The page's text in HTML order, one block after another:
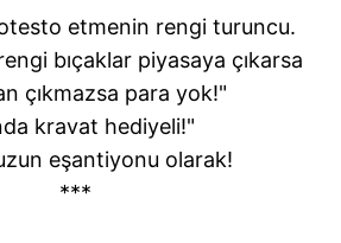
etmenin rengi turuncu.
bıçaklar piyasaya çıkarsa
çıkmazsa para yok!"
kravat hediyeli!"
eşantiyonu olarak!
***